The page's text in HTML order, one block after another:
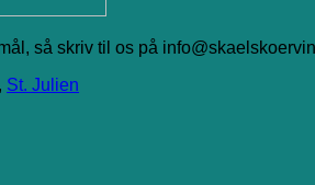
så skriv til os på
, St. Julien